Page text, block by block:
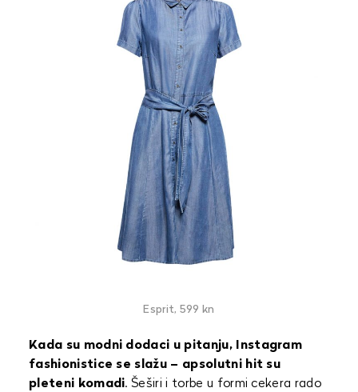
Esprit, 599 kn
Kada su modni dodaci u pitanju, Instagram
fashionistice se slažu – apsolutni hit su
pleteni komadi. Šeširi i torbe u formi cekera rado